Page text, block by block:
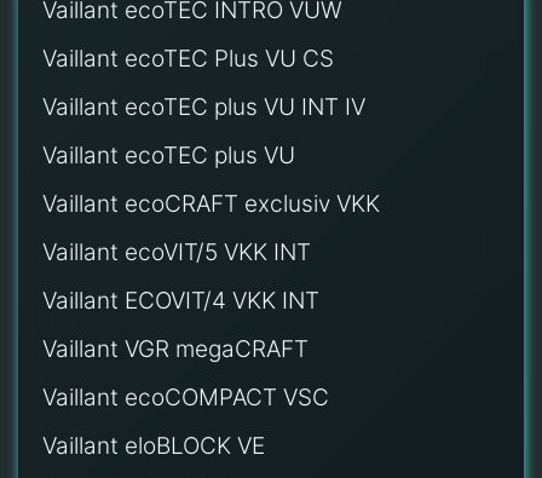
Vaillant ecoTEC INTRO VUW
Vaillant ecoTEC Plus VU CS
Vaillant ecoTEC plus VU INT IV
Vaillant ecoTEC plus VU
Vaillant ecoCRAFT exclusiv VKK
Vaillant ecoVIT/5 VKK INT
Vaillant ECOVIT/4 VKK INT
Vaillant VGR megaCRAFT
Vaillant ecoCOMPACT VSC
Vaillant eloBLOCK VE